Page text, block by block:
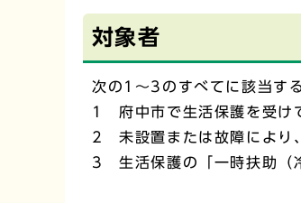
対象者
次の1～3のすべてに該当す
1 府中市で生活保護を受け
2 未設置または故障により
3 生活保護の「一時扶助（